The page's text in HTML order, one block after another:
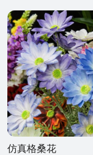
仿真格桑花